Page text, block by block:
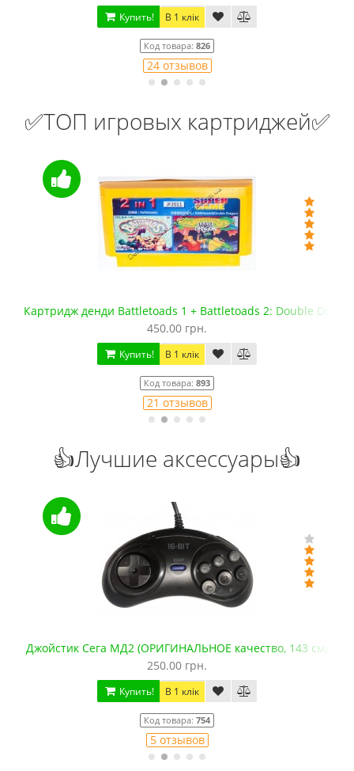
Купить! В 1 клік
Код товара:
✅ТОП игровых картриджей✅
2: Double DragonФлеш картридж Сега Мега Драйв 2
1 099.00 грн.
Купить!
👍Лучшие аксессуары👍
143 см)
Видеокабель AV для Сега
Купить!